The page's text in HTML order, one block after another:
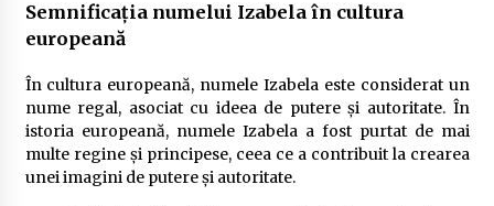
Semnificația numelui Izabela în cultura
europeană
În cultura europeană, numele Izabela este considerat un
nume regal, asociat cu ideea de putere și autoritate. În
istoria europeană, numele Izabela a fost purtat de mai
multe regine și principese, ceea ce a contribuit la crearea
unei imagini de putere și autoritate.